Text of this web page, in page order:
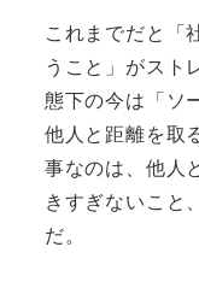
これまでだと「
うこと」がスト
態下の今は「ソ
他人と距離を取
事なのは、他人
きすぎないこと
だ。